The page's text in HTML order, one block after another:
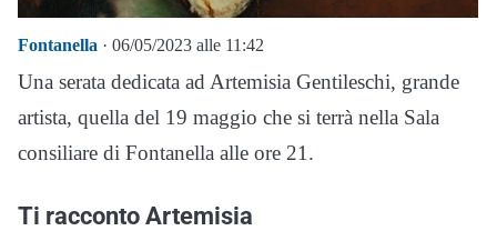
Fontanella · 06/05/2023 alle 11:42
Una serata dedicata ad Artemisia Gentileschi, grande
artista, quella del 19 maggio che si terrà nella Sala
consiliare di Fontanella alle ore 21.
Ti racconto Artemisia